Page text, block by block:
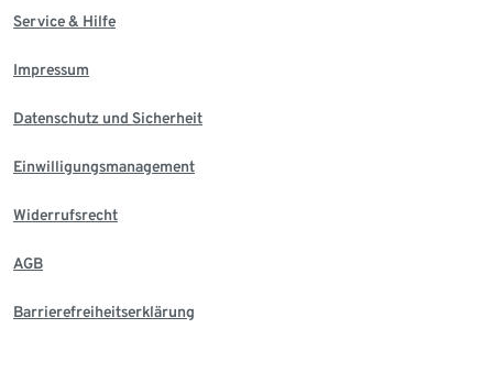
Service & Hilfe
Impressum
Datenschutz und Sicherheit
Einwilligungsmanagement
Widerrufsrecht
AGB
Barrierefreiheitserklärung